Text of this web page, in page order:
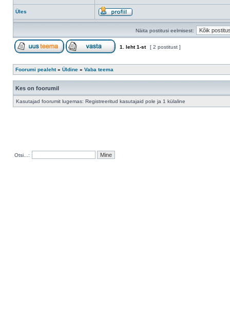
Üles
Näita postitusi eelmisest:
1 . leht1-st [ 2 postitust ]
Foorumi pealeht» Üldine » Vaba teema
Kes on foorumil
Kasutajad foorumit lugemas: Registreeritud kasutajaid pole ja 1 külaline
Otsi...: